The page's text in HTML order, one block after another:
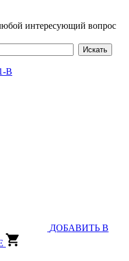
интересующий вопрос
ДОБАВИТЬ В